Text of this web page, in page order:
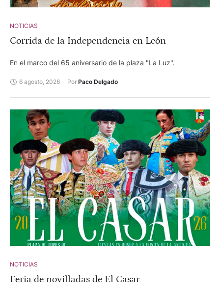
NOTICIAS
Corrida de la Independencia en León
En el marco del 65 aniversario de la plaza "La Luz".
6 agosto, 2026 Por Paco Delgado
NOTICIAS
Feria de novilladas de El Casar